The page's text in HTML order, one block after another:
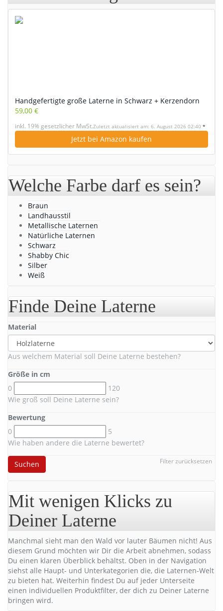
Handgefertigte große Laterne in Schwarz + Kerzendorn
59,00 €
inkl. 19% gesetzlicher MwSt.Zuletzt aktualisiert am: 6. August 2026 02:40 *
Jetzt bei Amazon kaufen
Welche Farbe darf es sein?
Braun
Landhausstil
Metallische Laternen
Natürliche Laternen
Schwarz
Shabby Chic
Silber
Weiß
Finde Deine Laterne
Material
Aus welchem Material soll Deine Laterne bestehen?
Größe in cm
0
120
Wie groß soll Deine Laterne sein?
Bewertung
0
5
Wie haben andere die Laterne bewertet?
Filter zurücksetzen
Suchen
Mit wenigen Klicks zu
Deiner Laterne
Manchmal sieht man den Wald vor lauter Bäumen nicht! Aus
diesem Grund möchten wir Dir die Arbeit abnehmen, sodass
Du einen klaren Überblick behältst. Oben in der Navigation
siehst alle Haupt- und Unterkategorien die, die Laternen-Welt
zu bieten hat. Weiterhin findest Du auf jeder Unterseite
einen individuellen Produktfilter, der dich zu Deiner Laterne
bringen wird.